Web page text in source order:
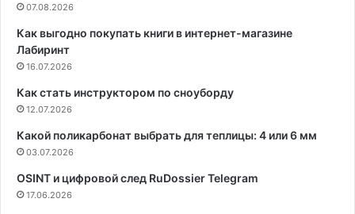
07.08.2026
Как выгодно покупать книги в интернет-магазине
Лабиринт
16.07.2026
Как стать инструктором по сноуборду
12.07.2026
Какой поликарбонат выбрать для теплицы: 4 или 6 мм
03.07.2026
OSINT и цифровой след RuDossier Telegram
17.06.2026